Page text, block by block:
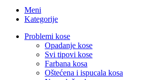
Meni
Kategorije
Problemi kose
Opadanje kose
Svi tipovi kose
Farbana kosa
Oštećena i ispucala kosa